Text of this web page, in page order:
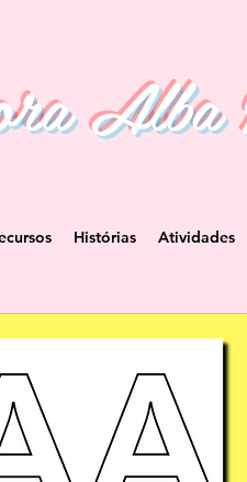
Histórias Atividades